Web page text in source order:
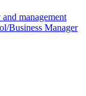
management
Business Manager